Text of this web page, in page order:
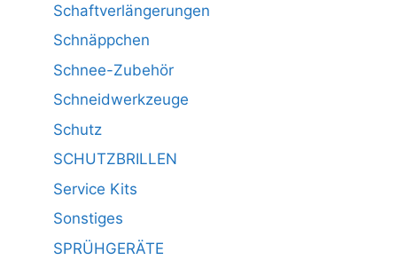
Schaftverlängerungen
Schnäppchen
Schnee-Zubehör
Schneidwerkzeuge
Schutz
SCHUTZBRILLEN
Service Kits
Sonstiges
SPRÜHGERÄTE